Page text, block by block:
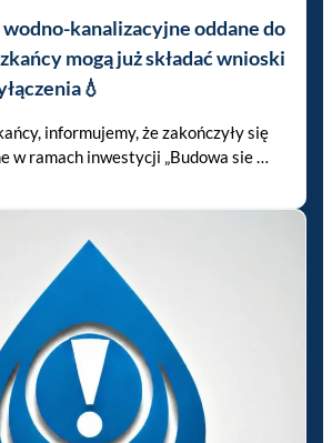
wodno-kanalizacyjne oddane do
mogą już składać wnioski
informujemy, że zakończyły się
w ramach inwestycji „Budowa sie …